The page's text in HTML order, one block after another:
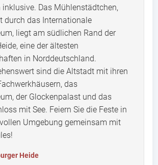
inklusive. Das Mühlenstädtchen,
durch das Internationale
liegt am südlichen Rand der
eine der ältesten
in Norddeutschland.
sind die Altstadt mit ihren
das
der Glockenpalast und das
mit See. Feiern Sie die Feste in
Umgebung gemeinsam mit
Heide